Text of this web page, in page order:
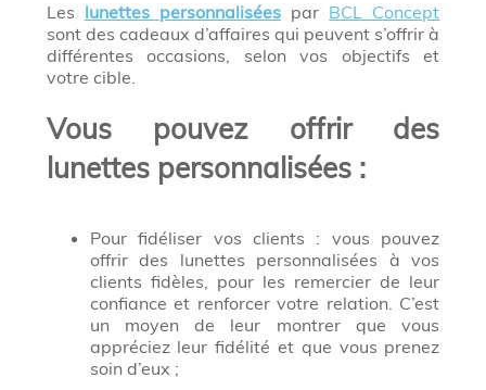
Les lunettes personnaliséespar BCL Concept
sont des cadeaux d’affaires qui peuvent s’offrir à
différentes occasions, selon vos objectifs et
votre cible.
Vous pouvez offrir des
lunettes personnalisées :
Pour fidéliser vos clients : vous pouvez
offrir des lunettes personnalisées à vos
clients fidèles, pour les remercier de leur
confiance et renforcer votre relation. C’est
un moyen de leur montrer que vous
appréciez leur fidélité et que vous prenez
soin d’eux ;